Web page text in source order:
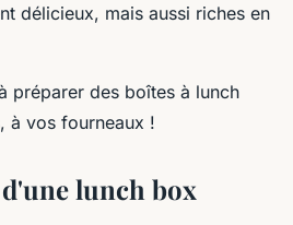
délicieux, mais aussi riches en
préparer des boîtes à lunch
à vos fourneaux !
lunch box